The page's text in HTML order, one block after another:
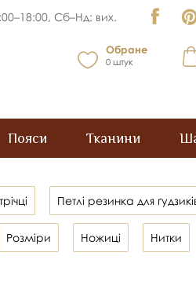
Сб–Нд: вих.
Обране
0 штук
Пояси Тканини
Петлі резинка для
Розміри Ножиці Нитки